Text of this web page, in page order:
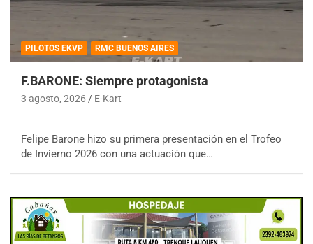
PILOTOS EKVP RMC BUENOS AIRES
F.BARONE: Siempre protagonista
3 agosto, 2026 E-Kart
Felipe Barone hizo su primera presentación en el Trofeo
de Invierno 2026 con una actuación que…